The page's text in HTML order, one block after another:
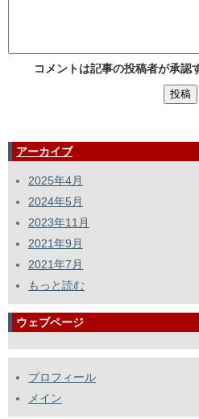
コメントは記事の投稿者が承認
アーカイブ
2025年4月
2024年5月
2023年11月
2021年9月
2021年7月
もっと読む
ウェブページ
プロフィール
メイン